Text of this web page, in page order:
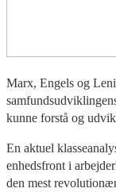
Marx, Engels og
kunne forstå og
En aktuel
enhedsfront i
den mest